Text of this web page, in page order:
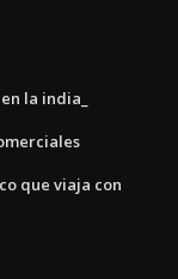
la india_
que viaja con